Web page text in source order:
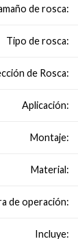
de rosca:
Tipo de rosca:
de Rosca:
Aplicación:
Montaje:
Material:
de operación:
Incluye: